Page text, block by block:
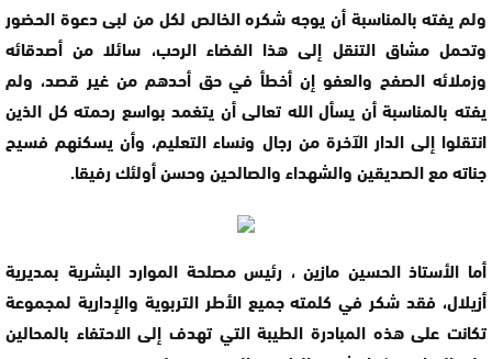
ولم يفته بالمناسبة أن يوجه شكره الخالص لكل من لبى دعوة الحضور
وتحمل مشاق التنقل إلى هذا الفضاء الرحب، سائلا من أصدقائه
وزملائه الصفح والعفو إن أخطأ في حق أحدهم من غير قصد، ولم
يفته بالمناسبة أن يسأل الله تعالى أن يتغمد بواسع رحمته كل الذين
انتقلوا إلى الدار الآخرة من رجال ونساء التعليم، وأن يسكنهم فسيح
جناته مع الصديقين والشهداء والصالحين وحسن أولئك رفيقا.
أما الأستاذ الحسين مازين ، رئيس مصلحة الموارد البشرية بمديرية
أزيلال، فقد شكر في كلمته جميع الأطر التربوية والإدارية لمجموعة
تكانت على هذه المبادرة الطيبة التي تهدف إلى الاحتفاء بالمحالين